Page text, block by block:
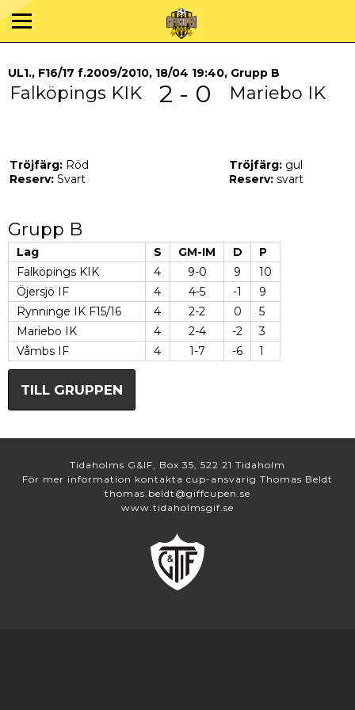
UL1., F16/17 f.2009/2010, 18/04 19:40, Grupp B
Falköpings KIK 2 - 0 Mariebo IK
Tröjfärg: Röd
Reserv: Svart
Tröjfärg: gul
Reserv: svart
Grupp B
Lag S GM-IM D
P
Falköpings KIK
4 9-0 9
10
Öjersjö IF
4 4-5 -1
9
Rynninge IK F15/16
4 2-2 0
5
Mariebo IK
4 2-4 -2
3
Våmbs IF
4 1-7 -6 1
TILL GRUPPEN
Tidaholms G&IF, Box 35, 522 21 Tidaholm
För mer information kontakta cup-ansvarig Thomas Beldt
thomas.beldt@giffcupen.se
www.tidaholmsgif.se